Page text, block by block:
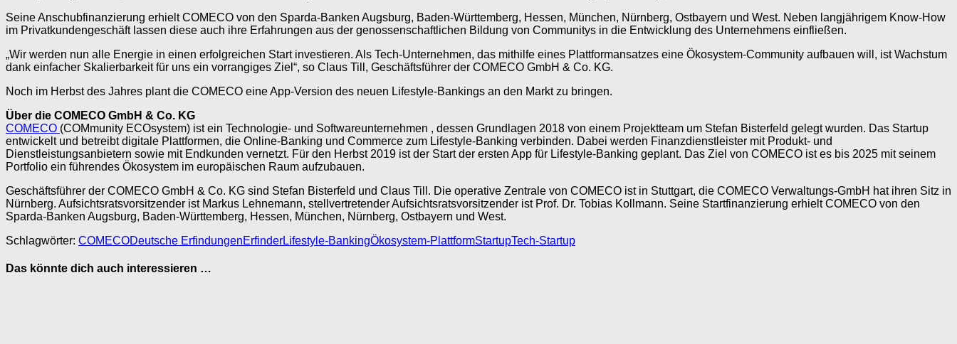
Seine Anschubfinanzierung erhielt COMECO von den Sparda-Banken Augsburg, Baden-Württemberg, Hessen, München, Nürnberg, Ostbayern und West. Neben langjährigem Know-How
im Privatkundengeschäft lassen diese auch ihre Erfahrungen aus der genossenschaftlichen Bildung von Communitys in die Entwicklung des Unternehmens einfließen.
„Wir werden nun alle Energie in einen erfolgreichen Start investieren. Als Tech-Unternehmen, das mithilfe eines Plattformansatzes eine Ökosystem-Community aufbauen will, ist Wachstum
dank einfacher Skalierbarkeit für uns ein vorrangiges Ziel“, so Claus Till, Geschäftsführer der COMECO GmbH & Co. KG.
Noch im Herbst des Jahres plant die COMECO eine App-Version des neuen Lifestyle-Bankings an den Markt zu bringen.
Über die COMECO GmbH & Co. KG
COMECO (COMmunity ECOsystem) ist ein Technologie- und Softwareunternehmen , dessen Grundlagen 2018 von einem Projektteam um Stefan Bisterfeld gelegt wurden. Das Startup
entwickelt und betreibt digitale Plattformen, die Online-Banking und Commerce zum Lifestyle-Banking verbinden. Dabei werden Finanzdienstleister mit Produkt- und
Dienstleistungsanbietern sowie mit Endkunden vernetzt. Für den Herbst 2019 ist der Start der ersten App für Lifestyle-Banking geplant. Das Ziel von COMECO ist es bis 2025 mit seinem
Portfolio ein führendes Ökosystem im europäischen Raum aufzubauen.
Geschäftsführer der COMECO GmbH & Co. KG sind Stefan Bisterfeld und Claus Till. Die operative Zentrale von COMECO ist in Stuttgart, die COMECO Verwaltungs-GmbH hat ihren Sitz in
Nürnberg. Aufsichtsratsvorsitzender ist Markus Lehnemann, stellvertretender Aufsichtsratsvorsitzender ist Prof. Dr. Tobias Kollmann. Seine Startfinanzierung erhielt COMECO von den
Sparda-Banken Augsburg, Baden-Württemberg, Hessen, München, Nürnberg, Ostbayern und West.
Schlagwörter: COMECODeutsche ErfindungenErfinderLifestyle-BankingÖkosystem-PlattformStartupTech-Startup
Das könnte dich auch interessieren …